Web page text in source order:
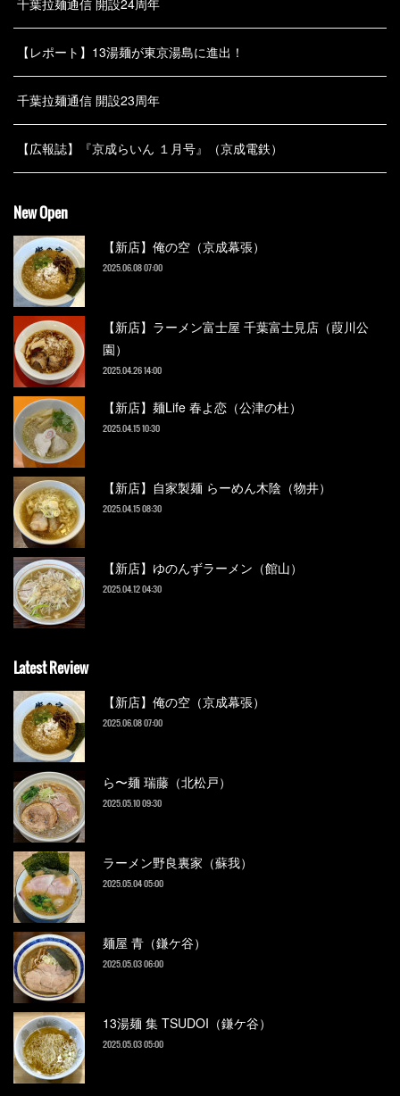
千葉拉麺通信 開設24周年
【レポート】13湯麺が東京湯島に進出！
千葉拉麺通信 開設23周年
【広報誌】『京成らいん １月号』（京成電鉄）
New Open
【新店】俺の空（京成幕張）
2025.06.08 07:00
【新店】ラーメン富士屋 千葉富士見店（葭川公
園）
2025.04.26 14:00
【新店】麺Life 春よ恋（公津の杜）
2025.04.15 10:30
【新店】自家製麺 らーめん木陰（物井）
2025.04.15 08:30
【新店】ゆのんずラーメン（館山）
2025.04.12 04:30
Latest Review
【新店】俺の空（京成幕張）
2025.06.08 07:00
ら〜麺 瑞藤（北松戸）
2025.05.10 09:30
ラーメン野良裏家（蘇我）
2025.05.04 05:00
麺屋 青（鎌ケ谷）
2025.05.03 06:00
13湯麺 集 TSUDOI（鎌ケ谷）
2025.05.03 05:00